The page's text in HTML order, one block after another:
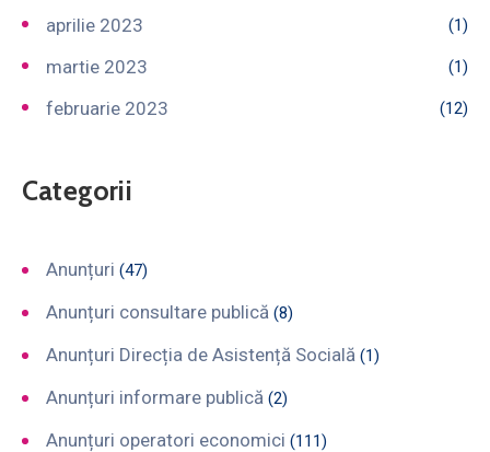
aprilie 2023 (1)
martie 2023 (1)
februarie 2023 (12)
Categorii
Anunțuri (47)
Anunțuri consultare publică (8)
Anunțuri Direcția de Asistență Socială (1)
Anunțuri informare publică (2)
Anunțuri operatori economici (111)